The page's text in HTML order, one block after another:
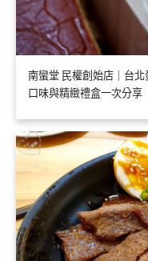
南蠻堂 民權創始店｜台
口味與精緻禮盒一次分享